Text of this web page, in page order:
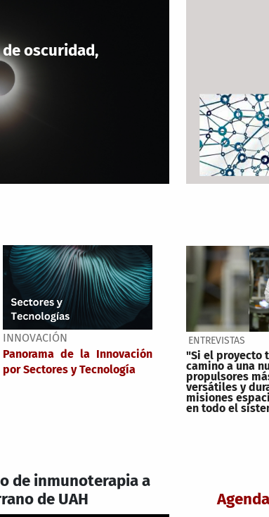
oscuridad,
INNOVACIÓN
Panorama de la Innovación
por Sectores y Tecnología
ENTREVISTAS
"Si el proyecto
camino a una
propulsores
versátiles y
misiones
en todo el
de inmunoterapia a
de UAH